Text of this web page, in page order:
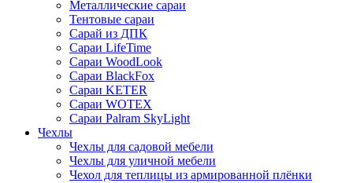
Металлические сараи
Тентовые сараи
Сарай из ДПК
Cараи LifeTime
Cараи WoodLook
Сараи BlackFox
Сараи KETER
Сараи WOTEX
Сараи Palram SkyLight
Чехлы
Чехлы для садовой мебели
Чехлы для уличной мебели
Чехол для теплицы из армированной плёнки